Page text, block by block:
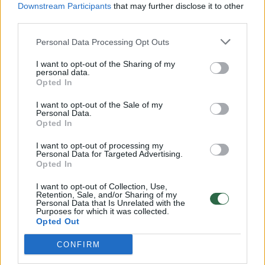
Downstream Participants that may further disclose it to other
Personal Data Processing Opt Outs
I want to opt-out of the Sharing of my
personal data.
Opted In
I want to opt-out of the Sale of my
Personal Data.
Opted In
I want to opt-out of processing my
Personal Data for Targeted Advertising.
Opted In
I want to opt-out of Collection, Use,
Retention, Sale, and/or Sharing of my
Personal Data that Is Unrelated with the
Purposes for which it was collected.
Opted Out
CONFIRM
00:00:57
32 laipsnių šilumos
Žinios | Orai
V. Zalužno pasisakymą laiko bandymu įsitvirtinti
Ukrainos politikoje: jis yra neteisus
vaizdas pribloškia
Žinios | Lietuvos diena